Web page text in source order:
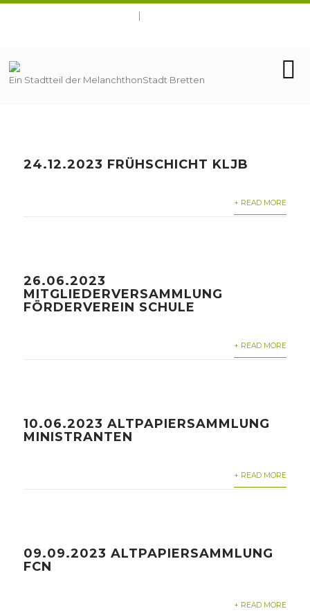
Ein Stadtteil der MelanchthonStadt Bretten
24.12.2023 FRÜHSCHICHT KLJB
+ READ MORE
26.06.2023
MITGLIEDERVERSAMMLUNG
FÖRDERVEREIN SCHULE
+ READ MORE
10.06.2023 ALTPAPIERSAMMLUNG
MINISTRANTEN
+ READ MORE
09.09.2023 ALTPAPIERSAMMLUNG
FCN
+ READ MORE